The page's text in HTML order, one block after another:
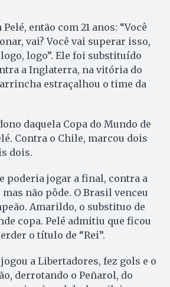
então com 21 anos: “Você
vai? Você vai superar isso,
logo”. Ele foi substituído
a Inglaterra, na vitória do
estraçalhou o time da
daquela Copa do Mundo de
Contra o Chile, marcou dois
dois.
poderia jogar a final, contra a
não pôde. O Brasil venceu
Amarildo, o substituo de
copa. Pelé admitiu que ficou
o título de “Rei”.
a Libertadores, fez gols e o
derrotando o Peñarol, do